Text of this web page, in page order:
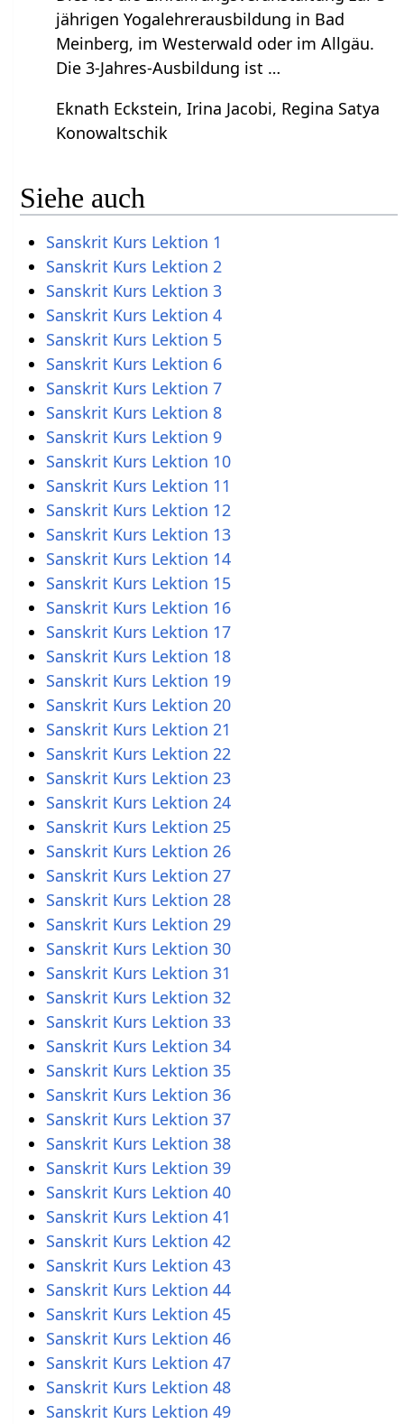
jährigen Yogalehrerausbildung in Bad
Meinberg, im Westerwald oder im Allgäu.
Die 3-Jahres-Ausbildung ist …
Eknath Eckstein, Irina Jacobi, Regina Satya
Konowaltschik
Siehe auch
Sanskrit Kurs Lektion 1
Sanskrit Kurs Lektion 2
Sanskrit Kurs Lektion 3
Sanskrit Kurs Lektion 4
Sanskrit Kurs Lektion 5
Sanskrit Kurs Lektion 6
Sanskrit Kurs Lektion 7
Sanskrit Kurs Lektion 8
Sanskrit Kurs Lektion 9
Sanskrit Kurs Lektion 10
Sanskrit Kurs Lektion 11
Sanskrit Kurs Lektion 12
Sanskrit Kurs Lektion 13
Sanskrit Kurs Lektion 14
Sanskrit Kurs Lektion 15
Sanskrit Kurs Lektion 16
Sanskrit Kurs Lektion 17
Sanskrit Kurs Lektion 18
Sanskrit Kurs Lektion 19
Sanskrit Kurs Lektion 20
Sanskrit Kurs Lektion 21
Sanskrit Kurs Lektion 22
Sanskrit Kurs Lektion 23
Sanskrit Kurs Lektion 24
Sanskrit Kurs Lektion 25
Sanskrit Kurs Lektion 26
Sanskrit Kurs Lektion 27
Sanskrit Kurs Lektion 28
Sanskrit Kurs Lektion 29
Sanskrit Kurs Lektion 30
Sanskrit Kurs Lektion 31
Sanskrit Kurs Lektion 32
Sanskrit Kurs Lektion 33
Sanskrit Kurs Lektion 34
Sanskrit Kurs Lektion 35
Sanskrit Kurs Lektion 36
Sanskrit Kurs Lektion 37
Sanskrit Kurs Lektion 38
Sanskrit Kurs Lektion 39
Sanskrit Kurs Lektion 40
Sanskrit Kurs Lektion 41
Sanskrit Kurs Lektion 42
Sanskrit Kurs Lektion 43
Sanskrit Kurs Lektion 44
Sanskrit Kurs Lektion 45
Sanskrit Kurs Lektion 46
Sanskrit Kurs Lektion 47
Sanskrit Kurs Lektion 48
Sanskrit Kurs Lektion 49